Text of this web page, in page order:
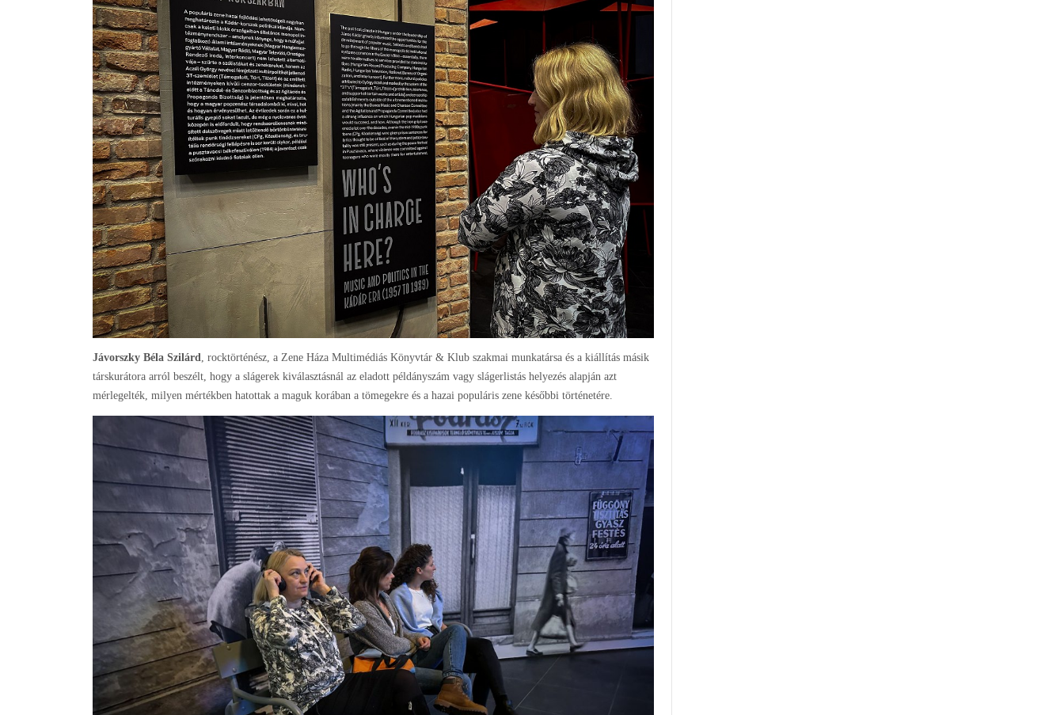
Jávorszky Béla Szilárd, rocktörténész, a Zene Háza Multimédiás Könyvtár & Klub szakmai munkatársa és a kiállítás másik
társkurátora arról beszélt, hogy a slágerek kiválasztásnál az eladott példányszám vagy slágerlistás helyezés alapján azt
mérlegelték, milyen mértékben hatottak a maguk korában a tömegekre és a hazai populáris zene későbbi történetére.